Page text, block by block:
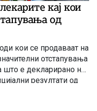
кај кои
од
кои се продаваат на
отстапувања
што е декларирано на
резултати од